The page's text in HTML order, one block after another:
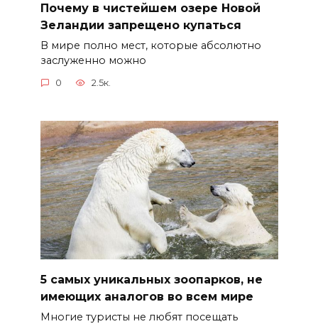
Почему в чистейшем озере Новой
Зеландии запрещено купаться
В мире полно мест, которые абсолютно
заслуженно можно
0 2.5к.
5 самых уникальных зоопарков, не
имеющих аналогов во всем мире
Многие туристы не любят посещать